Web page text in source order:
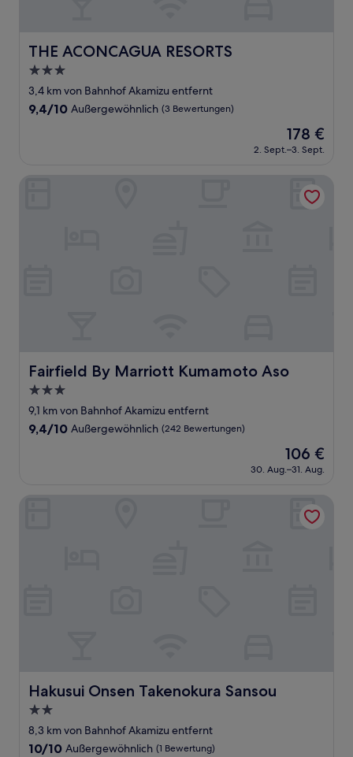
THE ACONCAGUA RESORTS
THE ACONCAGUA RESORTS
3.0-
Sterne-
Unterkunft
3,4 km von Bahnhof Akamizu entfernt
9.4
Bewertungen)
9,4/10 Außergewöhnlich (3 Bewertungen)
Der
Preis
beträgt
178 €
2. Sept.–3. Sept.
Fairfield By Marriott Kumamoto Aso
Fairfield By Marriott Kumamoto Aso
3.0-
Sterne-
Unterkunft
9,1 km von Bahnhof Akamizu entfernt
9.4
Bewertungen)
9,4/10 Außergewöhnlich (242 Bewertungen)
Der
Preis
beträgt
106 €
30. Aug.–31. Aug.
Hakusui Onsen Takenokura Sansou
Hakusui Onsen Takenokura Sansou
2.0-
Sterne-
Unterkunft
8,3 km von Bahnhof Akamizu entfernt
10.0
10/10 Außergewöhnlich (1 Bewertung)